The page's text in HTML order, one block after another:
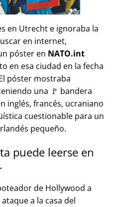
en Utrecht e ignoraba la
en internet,
póster en NATO.int
en esa ciudad en la fecha
póster mostraba
una 🚩 bandera
inglés, francés, ucraniano
cuestionable para un
pequeño.
puede leerse en
.
de Hollywood a
a la casa del